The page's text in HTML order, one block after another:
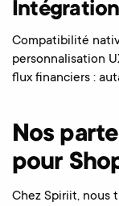
Compatibilité
personnalisation
flux financiers :
Nos
pour
Chez Spiriit, nous